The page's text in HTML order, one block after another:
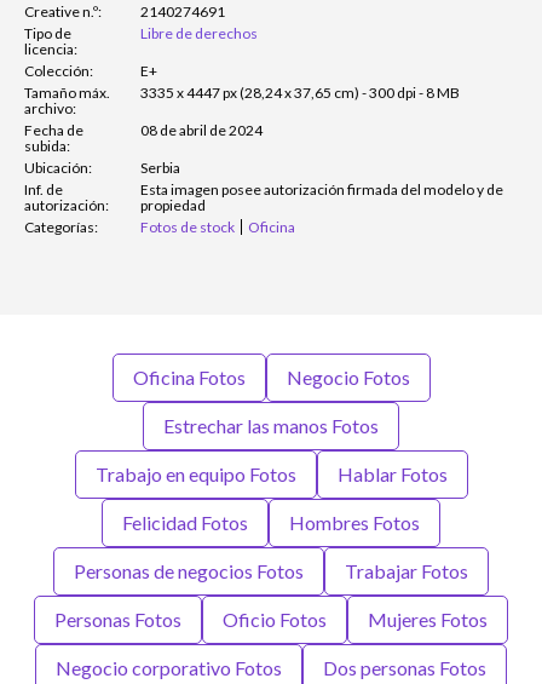
Creative n.º:
2140274691
Tipo de
licencia:
Libre de derechos
Colección:
E+
Tamaño máx.
archivo:
3335 x 4447 px (28,24 x 37,65 cm) - 300 dpi - 8 MB
Fecha de
subida:
08 de abril de 2024
Ubicación:
Serbia
Inf. de
autorización:
Esta imagen posee autorización firmada del modelo y de
propiedad
Categorías:
Fotos de stock Oficina
Oficina Fotos Negocio Fotos
Estrechar las manos Fotos
Trabajo en equipo Fotos Hablar Fotos
Felicidad Fotos Hombres Fotos
Personas de negocios Fotos Trabajar Fotos
Personas Fotos Oficio Fotos Mujeres Fotos
Negocio corporativo Fotos Dos personas Fotos